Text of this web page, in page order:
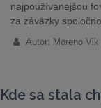
najpoužívanejšou
za záväzky
Autor: Moreno
Kde sa stala